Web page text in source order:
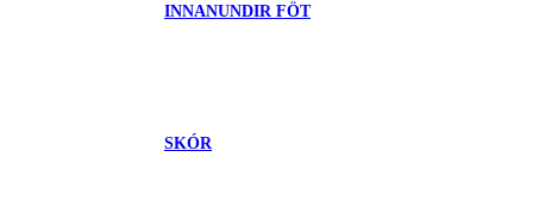
INNANUNDIR FÖT
SKÓR